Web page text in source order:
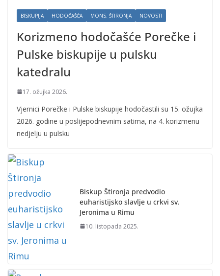
BISKUPIJA HODOČAŠĆA MONS. ŠTIRONJA NOVOSTI
Korizmeno hodočašće Porečke i
Pulske biskupije u pulsku
katedralu
17. ožujka 2026.
Vjernici Porečke i Pulske biskupije hodočastili su 15. ožujka
2026. godine u poslijepodnevnim satima, na 4. korizmenu
nedjelju u pulsku
Biskup Štironja predvodio
euharistijsko slavlje u crkvi sv.
Jeronima u Rimu
10. listopada 2025.